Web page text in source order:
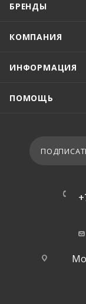
БРЕНДЫ
КОМПАНИЯ
ИНФОРМАЦИЯ
ПОМОЩЬ